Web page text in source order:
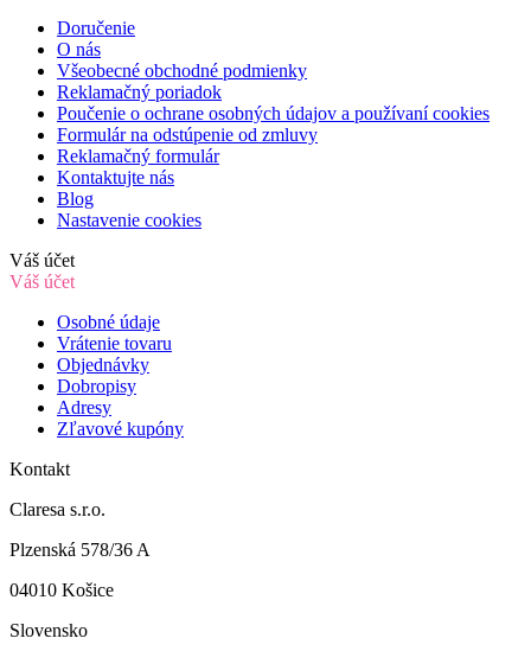
Doručenie
O nás
Všeobecné obchodné podmienky
Reklamačný poriadok
Poučenie o ochrane osobných údajov a používaní cookies
Formulár na odstúpenie od zmluvy
Reklamačný formulár
Kontaktujte nás
Blog
Nastavenie cookies
Váš účet
Váš účet
Osobné údaje
Vrátenie tovaru
Objednávky
Dobropisy
Adresy
Zľavové kupóny
Kontakt
Claresa s.r.o.
Plzenská 578/36 A
04010 Košice
Slovensko